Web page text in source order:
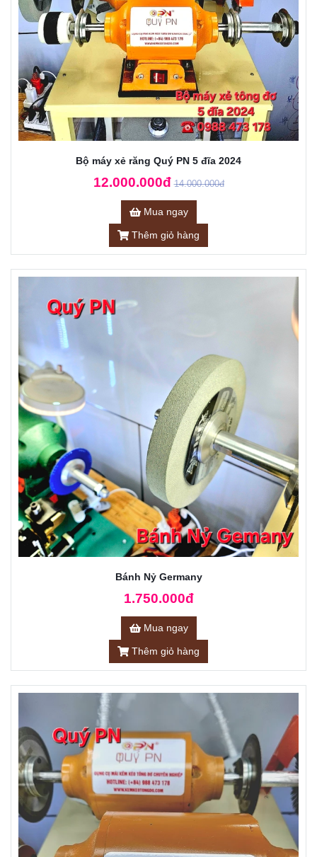
Bộ máy xẻ răng Quý PN 5 đĩa 2024
12.000.000đ 14.000.000đ
Mua ngay
Thêm giỏ hàng
Bánh Nỷ Germany
1.750.000đ
Mua ngay
Thêm giỏ hàng